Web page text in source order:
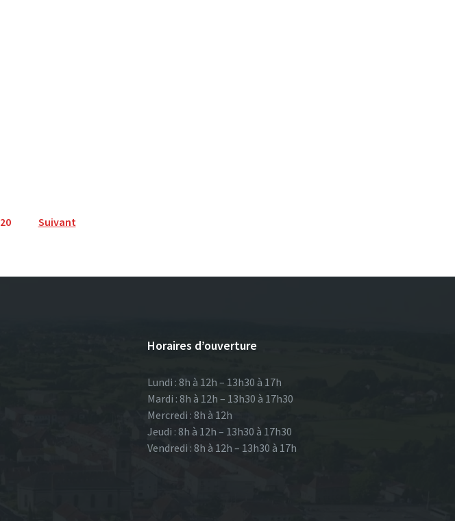
20 Suivant
Horaires d’ouverture
Lundi : 8h à 12h – 13h30 à 17h
Mardi : 8h à 12h – 13h30 à 17h30
Mercredi : 8h à 12h
Jeudi : 8h à 12h – 13h30 à 17h30
Vendredi : 8h à 12h – 13h30 à 17h